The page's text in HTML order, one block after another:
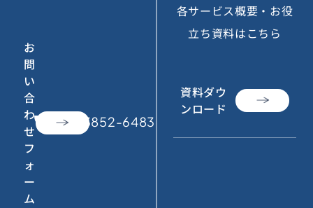
お
問
い
合
わ
せ
フ
ォ
ー
ム
call 050-3852-6483
各サービス概要・お役
立ち資料はこちら
資料ダウ
ンロード